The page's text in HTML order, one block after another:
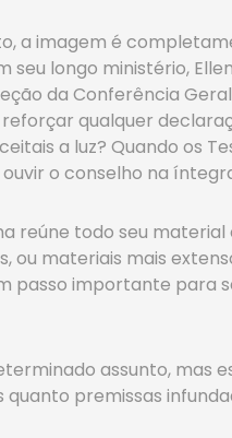
a imagem é
longo ministério,
da Conferência Geral
qualquer
a luz? Quando os
o conselho na
reúne todo seu
ou materiais mais
passo importante para
assunto, mas
premissas